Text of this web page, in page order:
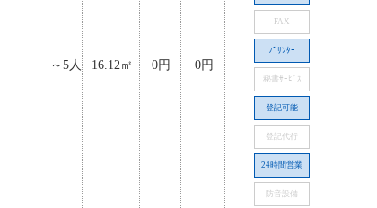
～5人 16.12㎡ 0円 0円
FAX
ﾌﾟﾘﾝﾀｰ
秘書ｻｰﾋﾞｽ
登記可能
登記代行
24時間営業
防音設備